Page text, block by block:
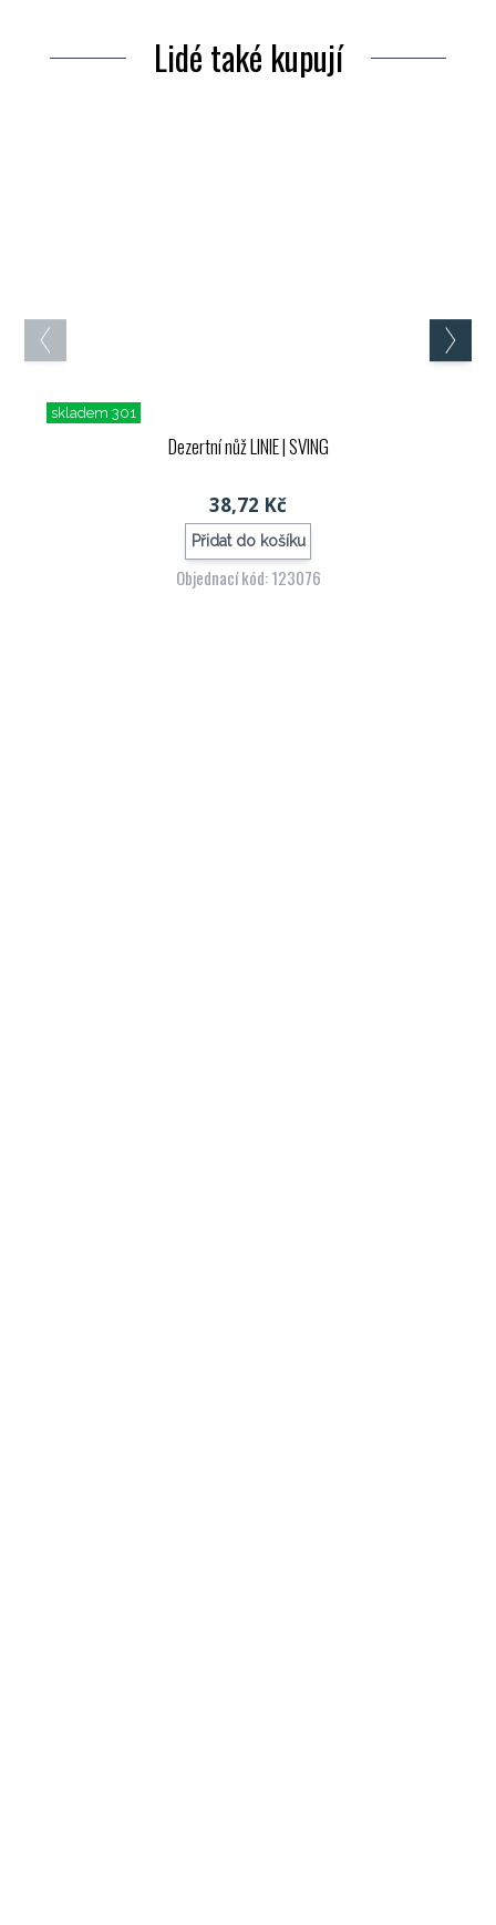
Lidé také kupují
skladem 301
Dezertní nůž LINIE| SVING
38,72 Kč
Přidat do košíku
Objednací kód: 123076